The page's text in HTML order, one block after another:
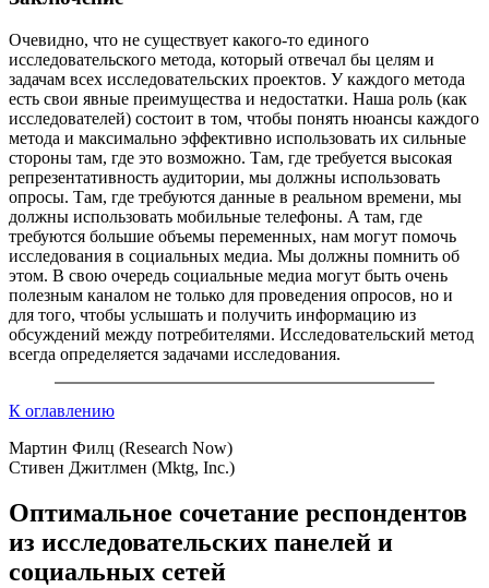
Очевидно, что не существует какого-то единого
исследовательского метода, который отвечал бы целям и
задачам всех исследовательских проектов. У каждого метода
есть свои явные преимущества и недостатки. Наша роль (как
исследователей) состоит в том, чтобы понять нюансы каждого
метода и максимально эффективно использовать их сильные
стороны там, где это возможно. Там, где требуется высокая
репрезентативность аудитории, мы должны использовать
опросы. Там, где требуются данные в реальном времени, мы
должны использовать мобильные телефоны. А там, где
требуются большие объемы переменных, нам могут помочь
исследования в социальных медиа. Мы должны помнить об
этом. В свою очередь социальные медиа могут быть очень
полезным каналом не только для проведения опросов, но и
для того, чтобы услышать и получить информацию из
обсуждений между потребителями. Исследовательский метод
всегда определяется задачами исследования.
К оглавлению
Мартин Филц (Research Now)
Стивен Джитлмен (Mktg, Inc.)
Оптимальное сочетание респондентов
из исследовательских панелей и
социальных сетей